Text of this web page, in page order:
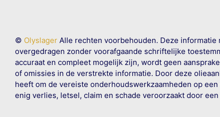
© OlyslagerAlle rechten voorbehouden. Deze informatie
overgedragen zonder voorafgaande schriftelijke
accuraat en compleet mogelijk zijn, wordt geen
of omissies in de verstrekte informatie. Door deze
heeft om de vereiste onderhoudswerkzaamheden op
enig verlies, letsel, claim en schade veroorzaakt door